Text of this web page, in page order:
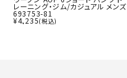
レーニング・ジム/カジュアル メンズ
693753-81
¥4,235(税込)